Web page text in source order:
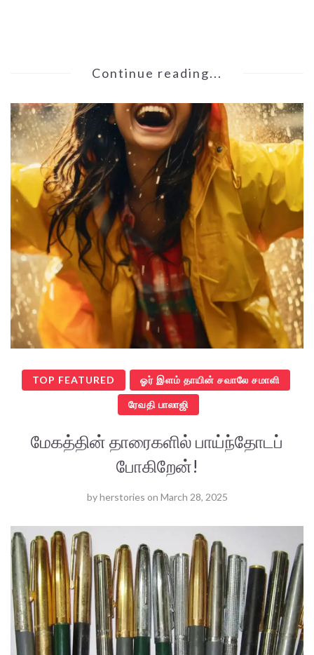
Continue reading...
TOP FEATURED ஓர் இளம் தாயின் சவாலே சமாளி
ரேவதி பாலாஜி
மேகத்தின் தாரைகளில் பாய்ந்தோடப்
போகிறேன்!
byherstories on March 28, 2025